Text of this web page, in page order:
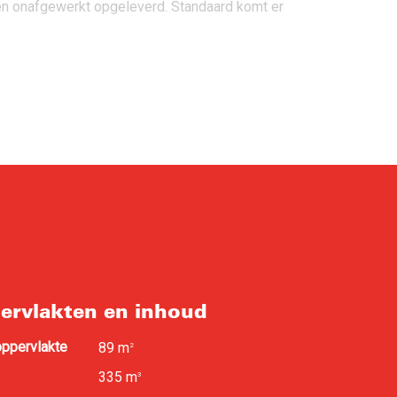
onafgewerkt opgeleverd. Standaard komt er
jou. Dit pakket bestaat uit de volgende
in welke tuin jij gaat genieten. Voor de
van een jaar deze berging te plaatsen.
en inhoud
89 m2
335 m3